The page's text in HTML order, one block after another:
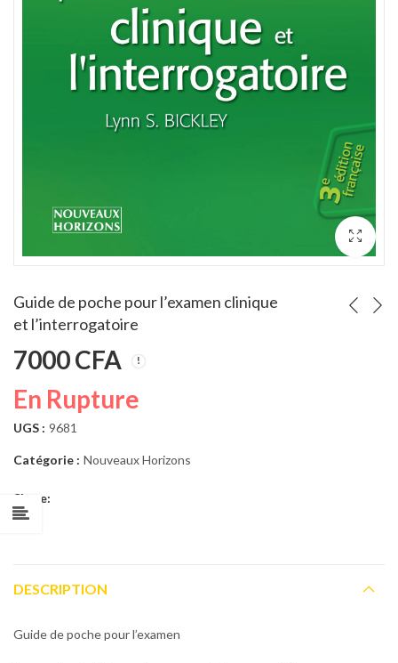
Guide de poche pour l’examen clinique
et l’interrogatoire
7000CFA
En Rupture
UGS : 9681
Catégorie : Nouveaux Horizons
Share:
DESCRIPTION
Guide de poche pour l’examen
à gérer son argent
Note
3.00
sur 5
6000CFA